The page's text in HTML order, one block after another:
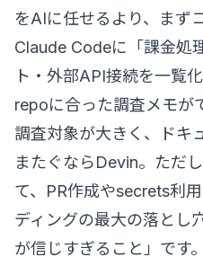
をAIに任せるより、まず
Claude Codeに「課金処
ト・外部API接続を一覧
repoに合った調査メモが
調査対象が大きく、ドキ
またぐならDevin。ただ
て、PR作成やsecrets利
ディングの最大の落とし
が信じすぎること」です